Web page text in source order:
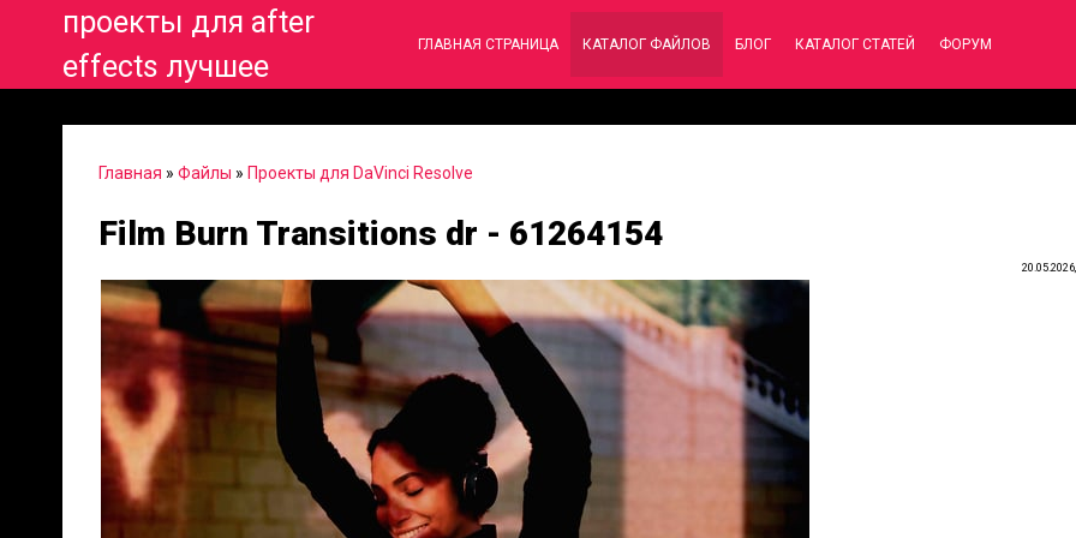
проекты для after
effects лучшее
ГЛАВНАЯ СТРАНИЦА КАТАЛОГ ФАЙЛОВ БЛОГ КАТАЛОГ СТАТЕЙ ФОРУМ
Главная » Файлы » Проекты для DaVinci Resolve
Film Burn Transitions dr - 61264154